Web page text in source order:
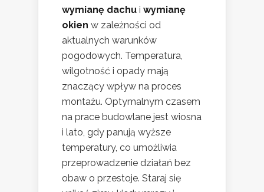
wymianę dachu i wymianę
okien w zależności od
aktualnych warunków
pogodowych. Temperatura,
wilgotność i opady mają
znaczący wpływ na proces
montażu. Optymalnym czasem
na prace budowlane jest wiosna
i lato, gdy panują wyższe
temperatury, co umożliwia
przeprowadzenie działań bez
obaw o przestoje. Staraj się